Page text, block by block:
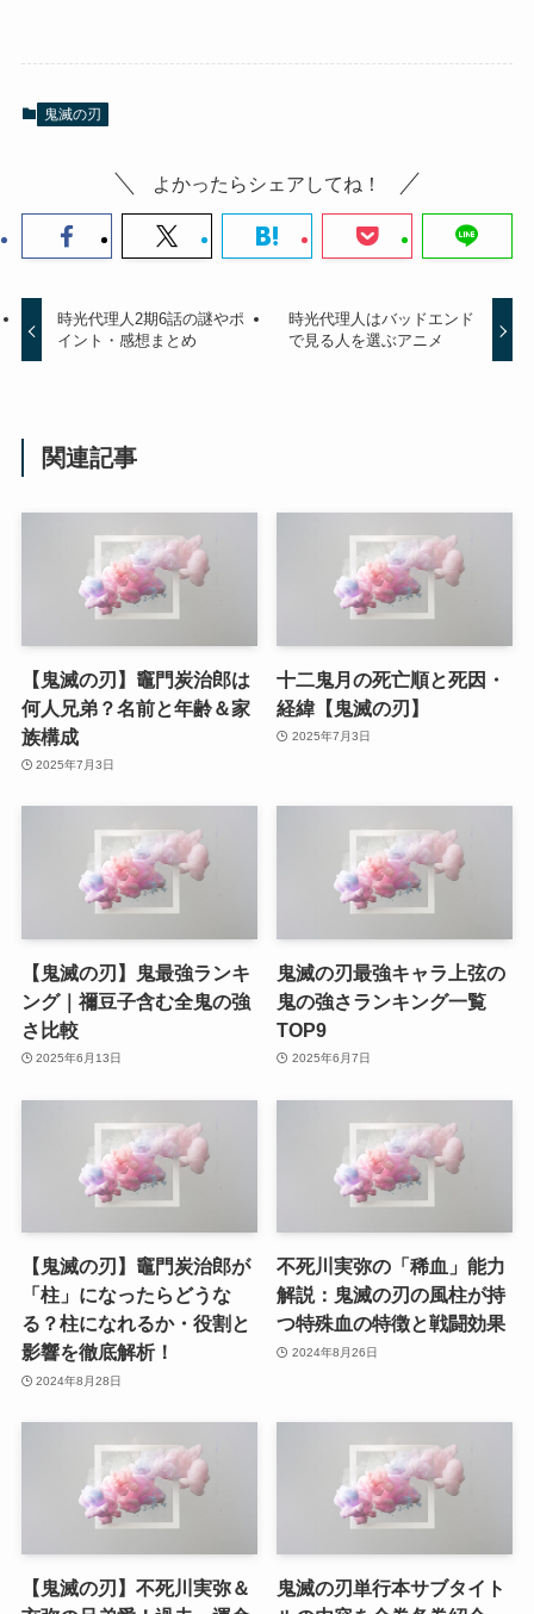
鬼滅の刃
よかったらシェアしてね！
時光代理人2期6話の謎やポ
イント・感想まとめ
時光代理人はバッドエンド
で見る人を選ぶアニメ
関連記事
【鬼滅の刃】竈門炭治郎は
何人兄弟？名前と年齢＆家
族構成
2025年7月3日
十二鬼月の死亡順と死因・
経緯【鬼滅の刃】
2025年7月3日
【鬼滅の刃】鬼最強ランキ
ング｜禰豆子含む全鬼の強
さ比較
2025年6月13日
鬼滅の刃最強キャラ上弦の
鬼の強さランキング一覧
TOP9
2025年6月7日
【鬼滅の刃】竈門炭治郎が
「柱」になったらどうな
る？柱になれるか・役割と
影響を徹底解析！
2024年8月28日
不死川実弥の「稀血」能力
解説：鬼滅の刃の風柱が持
つ特殊血の特徴と戦闘効果
2024年8月26日
【鬼滅の刃】不死川実弥＆
鬼滅の刃単行本サブタイト